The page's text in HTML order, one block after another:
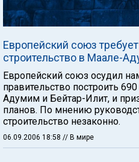
Европейский союз
строительство в Маале-
Европейский союз осудил
правительство построить
Адумим и Бейтар-Илит, и
планов. По мнению
строительство незаконно.
06.09.2006 18:58 // В мире